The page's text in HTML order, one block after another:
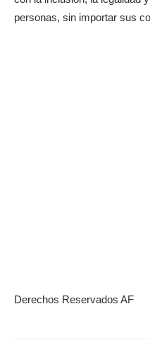
personas, sin importar sus
Derechos Reservados AF